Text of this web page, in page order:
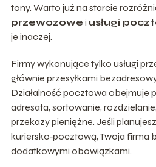
tony. Warto już na starcie
przewozowe i usługi
je inaczej.
Firmy wykonujące tylko usługi
głównie przesyłkami
Działalność pocztowa obejmuje
adresata, sortowanie,
przekazy pieniężne. Jeśli planujesz
kuriersko‑pocztową, Twoja firma
dodatkowymi obowiązkami.